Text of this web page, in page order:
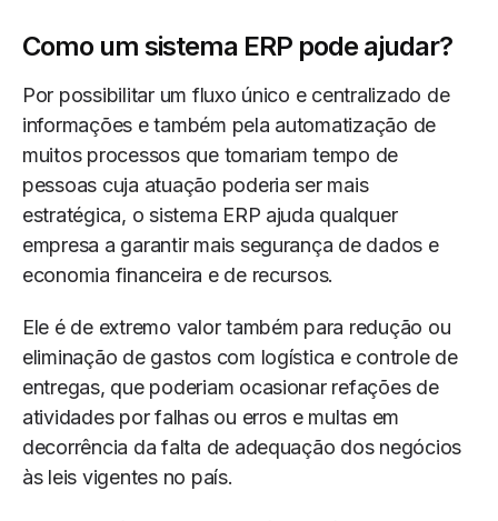
Como um sistema ERP pode ajudar?
Por possibilitar um fluxo único e centralizado de
informações e também pela automatização de
muitos processos que tomariam tempo de
pessoas cuja atuação poderia ser mais
estratégica, o sistema ERP ajuda qualquer
empresa a garantir mais segurança de dados e
economia financeira e de recursos.
Ele é de extremo valor também para redução ou
eliminação de gastos com logística e controle de
entregas, que poderiam ocasionar refações de
atividades por falhas ou erros e multas em
decorrência da falta de adequação dos negócios
às leis vigentes no país.